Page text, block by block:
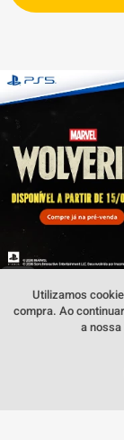
Fale comigo
Utilizamos
compra. Ao
a
INSTITUCIONAL